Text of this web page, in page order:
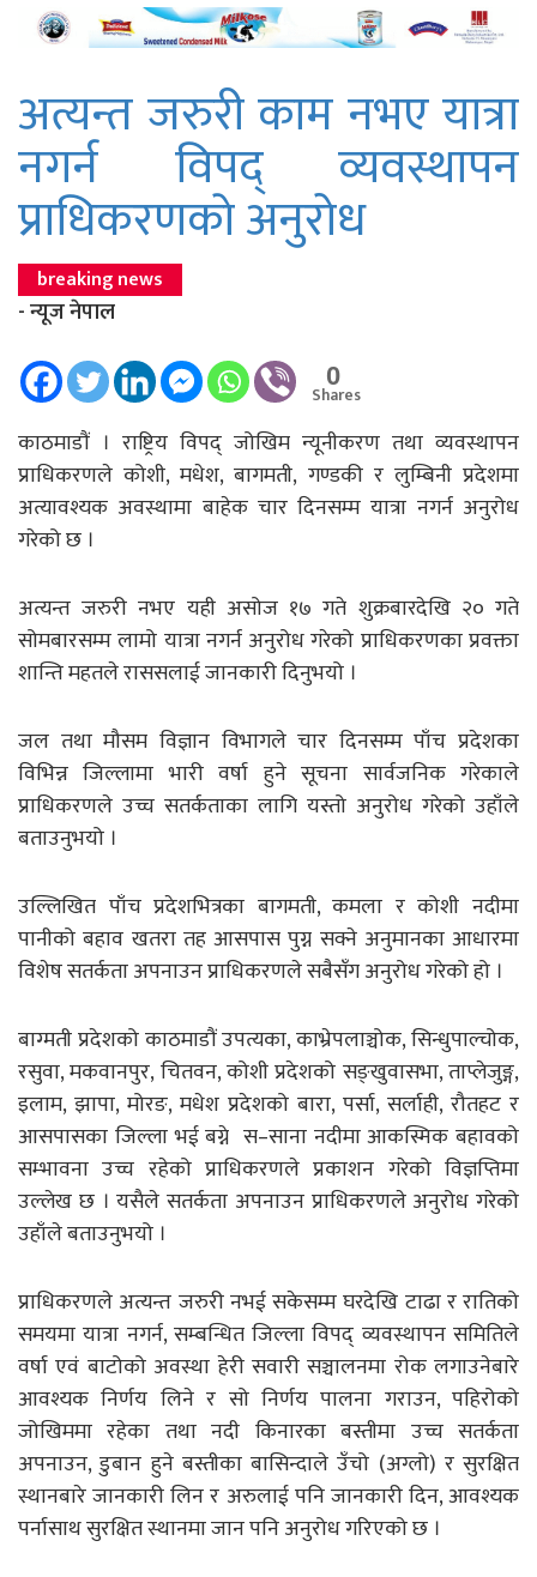
अत्यन्त जरुरी काम नभए यात्रा
नगर्न विपद् व्यवस्थापन
प्राधिकरणकाे अनुरोध
breaking news
- न्यूज नेपाल
0
Shares
काठमाडाैं । राष्ट्रिय विपद् जोखिम न्यूनीकरण तथा व्यवस्थापन
प्राधिकरणले कोशी, मधेश, बागमती, गण्डकी र लुम्बिनी प्रदेशमा
अत्यावश्यक अवस्थामा बाहेक चार दिनसम्म यात्रा नगर्न अनुरोध
गरेको छ ।
अत्यन्त जरुरी नभए यही असोज १७ गते शुक्रबारदेखि २० गते
सोमबारसम्म लामो यात्रा नगर्न अनुरोध गरेको प्राधिकरणका प्रवक्ता
शान्ति महतले राससलाई जानकारी दिनुभयो ।
जल तथा मौसम विज्ञान विभागले चार दिनसम्म पाँच प्रदेशका
विभिन्न जिल्लामा भारी वर्षा हुने सूचना सार्वजनिक गरेकाले
प्राधिकरणले उच्च सतर्कताका लागि यस्तो अनुरोध गरेको उहाँले
बताउनुभयो ।
उल्लिखित पाँच प्रदेशभित्रका बागमती, कमला र कोशी नदीमा
पानीको बहाव खतरा तह आसपास पुग्न सक्ने अनुमानका आधारमा
विशेष सतर्कता अपनाउन प्राधिकरणले सबैसँग अनुरोध गरेको हो ।
बाग्मती प्रदेशको काठमाडौं उपत्यका, काभ्रेपलाञ्चोक, सिन्धुपाल्चोक,
रसुवा, मकवानपुर, चितवन, कोशी प्रदेशको सङ्खुवासभा, ताप्लेजुङ्ग,
इलाम, झापा, मोरङ, मधेश प्रदेशको बारा, पर्सा, सर्लाही, रौतहट र
आसपासका जिल्ला भई बग्ने स–साना नदीमा आकस्मिक बहावको
सम्भावना उच्च रहेको प्राधिकरणले प्रकाशन गरेको विज्ञप्तिमा
उल्लेख छ । यसैले सतर्कता अपनाउन प्राधिकरणले अनुरोध गरेको
उहाँले बताउनुभयो ।
प्राधिकरणले अत्यन्त जरुरी नभई सकेसम्म घरदेखि टाढा र रातिको
समयमा यात्रा नगर्न, सम्बन्धित जिल्ला विपद् व्यवस्थापन समितिले
वर्षा एवं बाटोको अवस्था हेरी सवारी सञ्चालनमा रोक लगाउनेबारे
आवश्यक निर्णय लिने र सो निर्णय पालना गराउन, पहिरोको
जोखिममा रहेका तथा नदी किनारका बस्तीमा उच्च सतर्कता
अपनाउन, डुबान हुने बस्तीका बासिन्दाले उँचो (अग्लो) र सुरक्षित
स्थानबारे जानकारी लिन र अरुलाई पनि जानकारी दिन, आवश्यक
पर्नासाथ सुरक्षित स्थानमा जान पनि अनुरोध गरिएको छ ।